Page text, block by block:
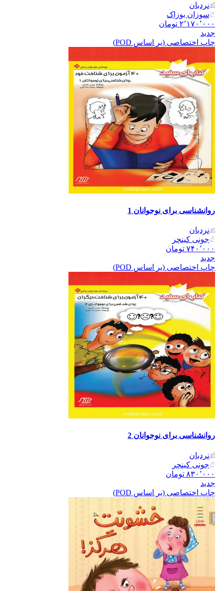
نردبان
سوزان بوزاک
۲٬۱۷۰٬۰۰۰ تومان
جدید
چاپ اختصاصی (بر اساس POD)
روانشناسی برای نوجوانان 1
نردبان
جونی کینچر
۷۴۰٬۰۰۰ تومان
جدید
چاپ اختصاصی (بر اساس POD)
روانشناسی برای نوجوانان 2
نردبان
جونی کینچر
۸۳۰٬۰۰۰ تومان
جدید
چاپ اختصاصی (بر اساس POD)